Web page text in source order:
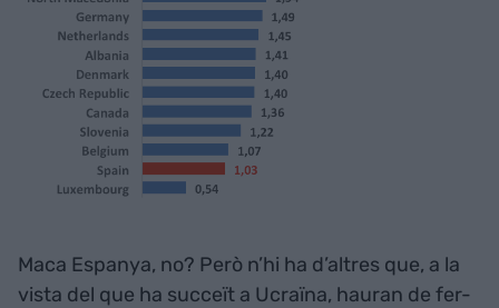
Maca Espanya, no? Però n’hi ha d’altres que, a la
vista del que ha succeït a Ucraïna, hauran de fer-